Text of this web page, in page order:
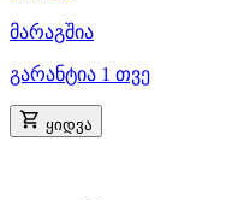
მარაგშია
გარანტია 1 თვე
ყიდვა